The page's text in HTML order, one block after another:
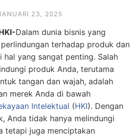
23, 2025
Dalam dunia bisnis yang
terhadap produk dan
hal yang sangat penting. Salah
produk Anda, terutama
tangan dan wajah, adalah
merek Anda di bawah
Intelektual (HKI). Dengan
Anda tidak hanya melindungi
tetapi juga menciptakan